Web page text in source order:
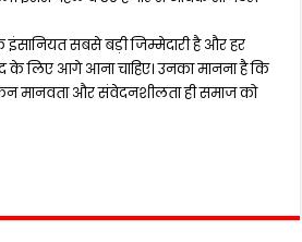
सबसे बड़ी जिम्मेदारी है और हर
के लिए आगे आना चाहिए। उनका मानना है कि
मानवता और संवेदनशीलता ही समाज को